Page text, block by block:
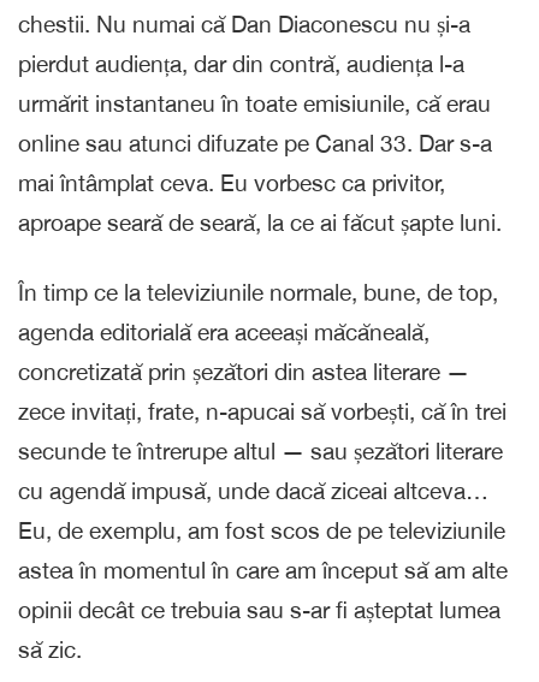
chestii. Nu numai că Dan Diaconescu nu și-a
pierdut audiența, dar din contră, audiența l-a
urmărit instantaneu în toate emisiunile, că erau
online sau atunci difuzate pe Canal 33. Dar s-a
mai întâmplat ceva. Eu vorbesc ca privitor,
aproape seară de seară, la ce ai făcut șapte luni.
În timp ce la televiziunile normale, bune, de top,
agenda editorială era aceeași măcăneală,
concretizată prin șezători din astea literare —
zece invitați, frate, n-apucai să vorbești, că în trei
secunde te întrerupe altul — sau șezători literare
cu agendă impusă, unde dacă ziceai altceva…
Eu, de exemplu, am fost scos de pe televiziunile
astea în momentul în care am început să am alte
opinii decât ce trebuia sau s-ar fi așteptat lumea
să zic.